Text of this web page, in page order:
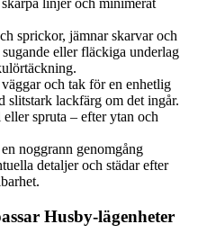
linjer och minimerat
sprickor, jämnar skarvar och
eller fläckiga underlag
och tak för en enhetlig
slitstark lackfärg om det ingår.
spruta – efter ytan och
noggrann genomgång
detaljer och städar efter
Husby-lägenheter